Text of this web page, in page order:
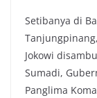
Setibanya di
Jokowi
Sumadi,
Panglima